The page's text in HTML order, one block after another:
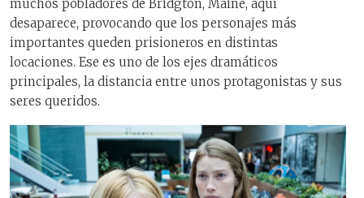
muchos pobladores de Bridgton, Maine, aquí
desaparece, provocando que los personajes más
importantes queden prisioneros en distintas
locaciones. Ese es uno de los ejes dramáticos
principales, la distancia entre unos protagonistas y sus
seres queridos.